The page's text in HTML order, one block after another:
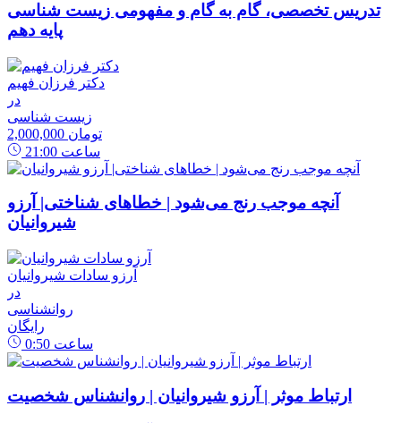
تدریس تخصصی، گام به گام و مفهومی زیست شناسی
پایه دهم
دکتر فرزان فهیم
در
زیست شناسی
2,000,000 تومان
21:00 ساعت
آنچه موجب رنج می‌شود | خطاهای شناختی| آرزو
شیروانیان
آرزو سادات شیروانیان
در
روانشناسی
رایگان
0:50 ساعت
ارتباط موثر | آرزو شیروانیان | روانشناس شخصیت